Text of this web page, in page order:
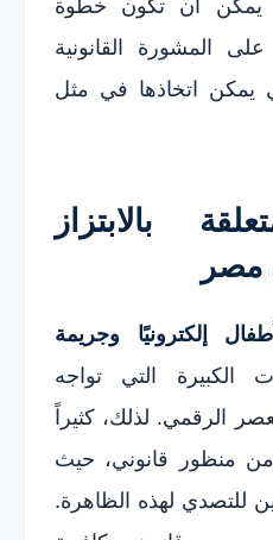
01021116243، يمكن أن تكون خطوة
المشورة القانونية
يمكن اتخاذها في مثل
بالابتزاز
مصر
إلكترونيًا وجريمة
الكبيرة التي تواجه
الرقمي. لذلك، كثيراً
من منظور قانوني، حيث
للتصدي لهذه الظاهرة.